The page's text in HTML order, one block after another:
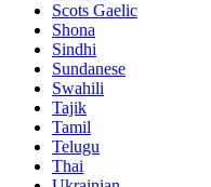
Scots Gaelic
Shona
Sindhi
Sundanese
Swahili
Tajik
Tamil
Telugu
Thai